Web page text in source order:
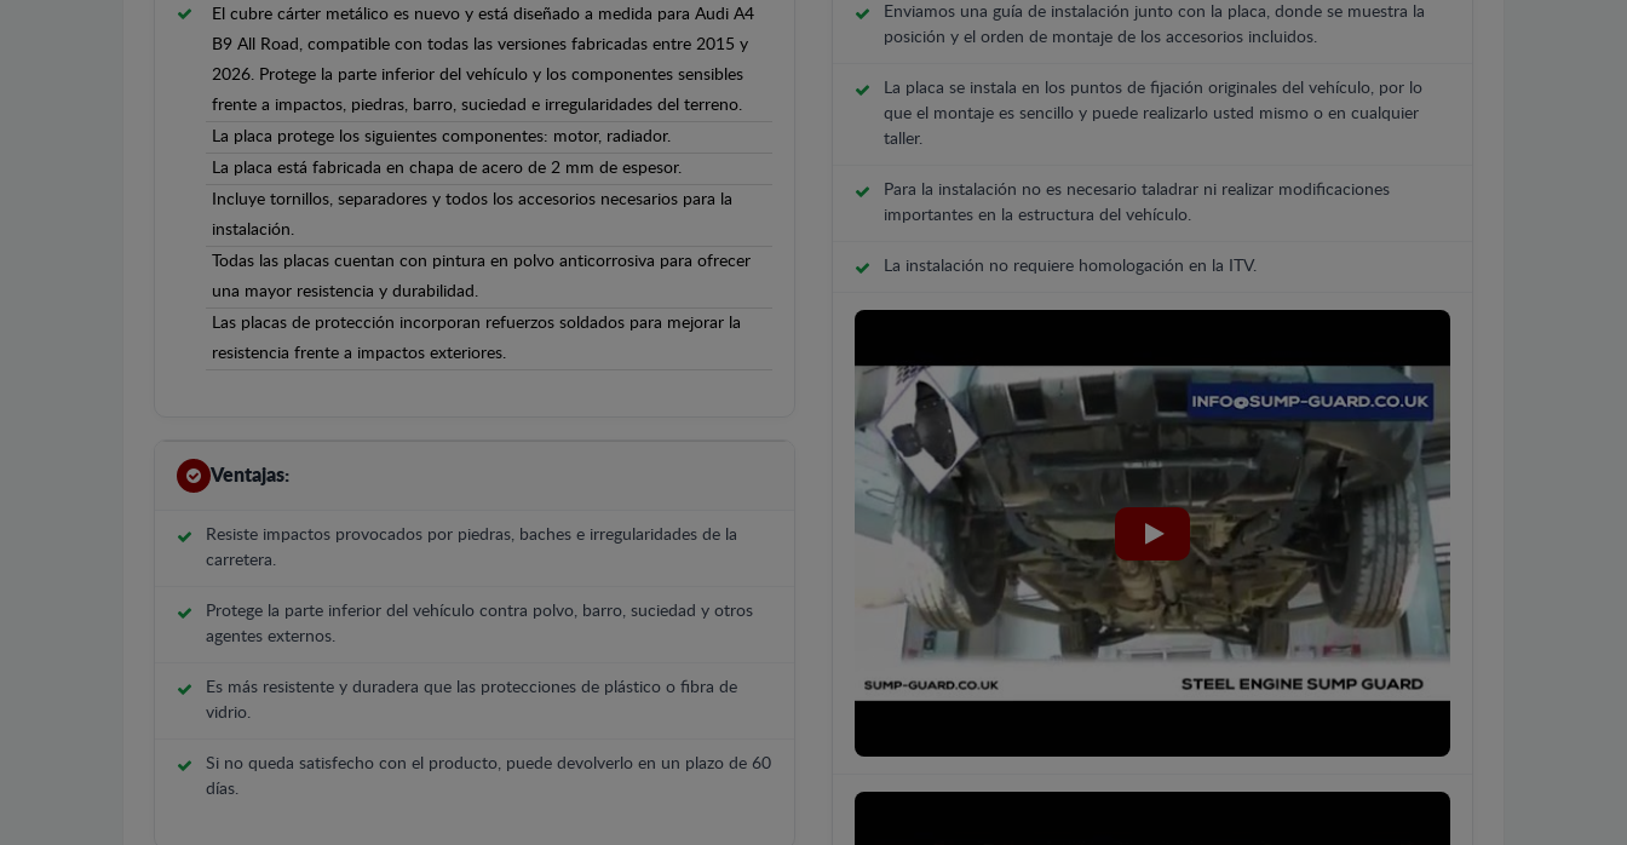
El cubre cárter metálico es nuevo y está diseñado a medida para Audi A4
B9 All Road, compatible con todas las versiones fabricadas entre 2015 y
2026. Protege la parte inferior del vehículo y los componentes sensibles
frente a impactos, piedras, barro, suciedad e irregularidades del terreno.
La placa protege los siguientes componentes: motor, radiador.
La placa está fabricada en chapa de acero de 2 mm de espesor.
Incluye tornillos, separadores y todos los accesorios necesarios para la
instalación.
Todas las placas cuentan con pintura en polvo anticorrosiva para ofrecer
una mayor resistencia y durabilidad.
Las placas de protección incorporan refuerzos soldados para mejorar la
resistencia frente a impactos exteriores.
Ventajas:
Resiste impactos provocados por piedras, baches e irregularidades de la
carretera.
Protege la parte inferior del vehículo contra polvo, barro, suciedad y otros
agentes externos.
Es más resistente y duradera que las protecciones de plástico o fibra de
vidrio.
Si no queda satisfecho con el producto, puede devolverlo en un plazo de 60
días.
Enviamos una guía de instalación junto con la placa, donde se muestra la
posición y el orden de montaje de los accesorios incluidos.
La placa se instala en los puntos de fijación originales del vehículo, por lo
que el montaje es sencillo y puede realizarlo usted mismo o en cualquier
taller.
Para la instalación no es necesario taladrar ni realizar modificaciones
importantes en la estructura del vehículo.
La instalación no requiere homologación en la ITV.